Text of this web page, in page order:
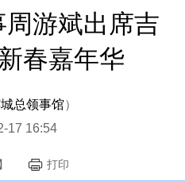
游斌出席吉
春嘉年华
总领事馆）
17 16:54
】 打印